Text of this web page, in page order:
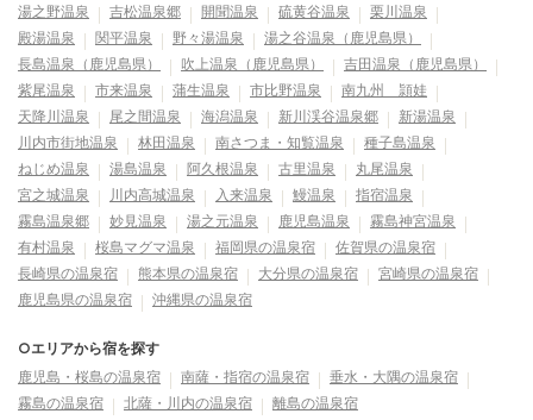
湯之野温泉
吉松温泉郷 開聞温泉 硫黄谷温泉
栗川温泉
殿湯温泉
関平温泉 野々湯温泉
湯之谷温泉（鹿児島県）
長島温泉（鹿児島県）
吹上温泉（鹿児島県）
吉田温泉（鹿児島県）
紫尾温泉
市来温泉 蒲生温泉 市比野温泉
南九州 頴娃
天降川温泉
尾之間温泉 海潟温泉 新川渓谷温泉郷
新湯温泉
川内市街地温泉
林田温泉 南さつま・知覧温泉
種子島温泉
ねじめ温泉
湯島温泉 阿久根温泉 古里温泉
丸尾温泉
宮之城温泉
川内高城温泉 入来温泉 鰻温泉
指宿温泉
霧島温泉郷
妙見温泉 湯之元温泉 鹿児島温泉
霧島神宮温泉
有村温泉
桜島マグマ温泉 福岡県の温泉宿
佐賀県の温泉宿
長崎県の温泉宿
熊本県の温泉宿 大分県の温泉宿
宮崎県の温泉宿
鹿児島県の温泉宿
沖縄県の温泉宿
○エリアから宿を探す
鹿児島・桜島の温泉宿
南薩・指宿の温泉宿
垂水・大隅の温泉宿
霧島の温泉宿
北薩・川内の温泉宿 離島の温泉宿